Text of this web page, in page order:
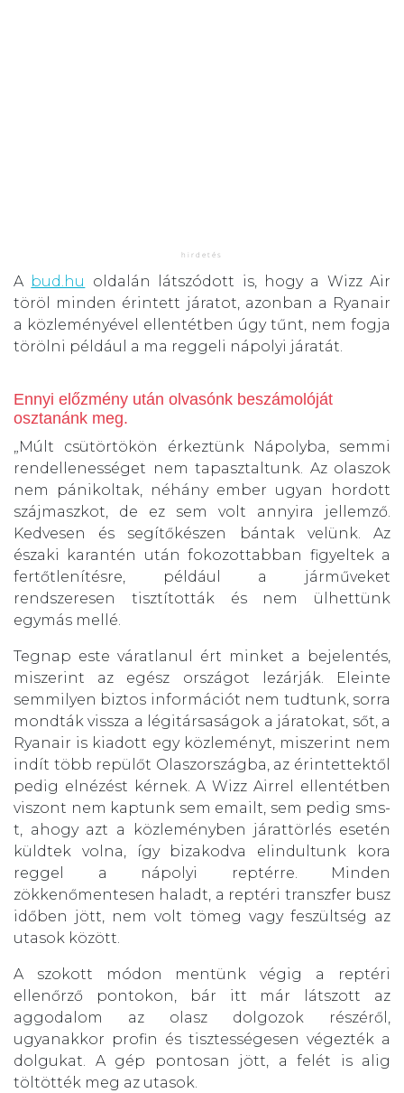
A bud.hu
oldalán látszódott is, hogy a Wizz Air
töröl minden érintett járatot, azonban a Ryanair
a közleményével ellentétben úgy tűnt, nem fogja
törölni például a ma reggeli nápolyi járatát.
Ennyi előzmény után olvasónk beszámolóját
osztanánk meg.
„Múlt csütörtökön érkeztünk Nápolyba, semmi
rendellenességet nem tapasztaltunk. Az olaszok
nem pánikoltak, néhány ember ugyan hordott
szájmaszkot, de ez sem volt annyira jellemző.
Kedvesen és segítőkészen bántak velünk. Az
északi karantén után fokozottabban figyeltek a
fertőtlenítésre, például a járműveket
rendszeresen tisztították és nem ülhettünk
egymás mellé.
Tegnap este váratlanul ért minket a bejelentés,
miszerint az egész országot lezárják. Eleinte
semmilyen biztos információt nem tudtunk, sorra
mondták vissza a légitársaságok a járatokat, sőt, a
Ryanair is kiadott egy közleményt, miszerint nem
indít több repülőt Olaszországba, az érintettektől
pedig elnézést kérnek. A Wizz Airrel ellentétben
viszont nem kaptunk sem emailt, sem pedig sms-
t, ahogy azt a közleményben járattörlés esetén
küldtek volna, így bizakodva elindultunk kora
reggel a nápolyi reptérre. Minden
zökkenőmentesen haladt, a reptéri transzfer busz
időben jött, nem volt tömeg vagy feszültség az
utasok között.
A szokott módon mentünk végig a reptéri
ellenőrző pontokon, bár itt már látszott az
aggodalom az olasz dolgozok részéről,
ugyanakkor profin és tisztességesen végezték a
dolgukat. A gép pontosan jött, a felét is alig
töltötték meg az utasok.